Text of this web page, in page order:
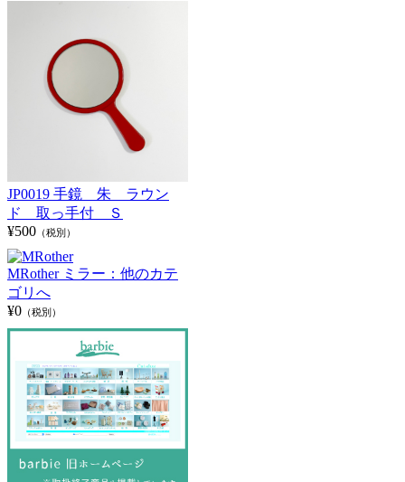
JP0019 手鏡 朱 ラウン
ド 取っ手付 Ｓ
¥500 （税別）
MRother ミラー：他のカテ
ゴリへ
¥0 （税別）